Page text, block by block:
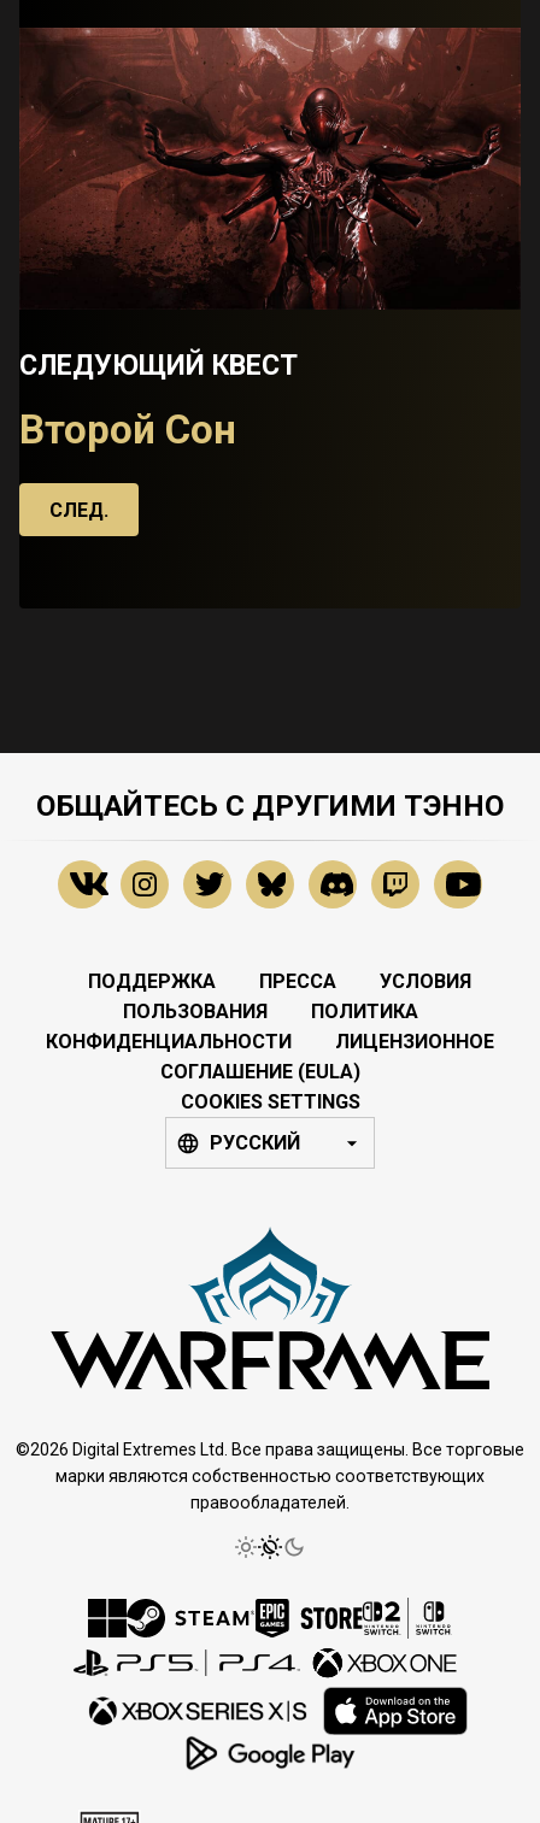
СЛЕДУЮЩИЙ КВЕСТ
Второй Сон
СЛЕД.
ОБЩАЙТЕСЬ С ДРУГИМИ ТЭННО
ПОДДЕРЖКА ПРЕССА
УСЛОВИЯ
ПОЛЬЗОВАНИЯ
ПОЛИТИКА
КОНФИДЕНЦИАЛЬНОСТИ
ЛИЦЕНЗИОННОЕ
СОГЛАШЕНИЕ (EULA)
COOKIES SETTINGS
РУССКИЙ
©2026 Digital Extremes Ltd. Все права защищены. Все торговые
марки являются собственностью соответствующих
правообладателей.